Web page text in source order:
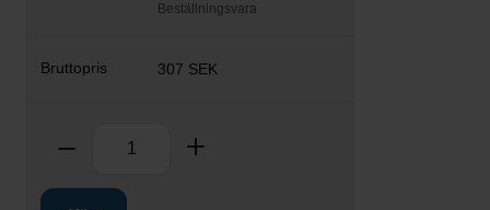
Beställningsvara
307 SEK
Ta bort